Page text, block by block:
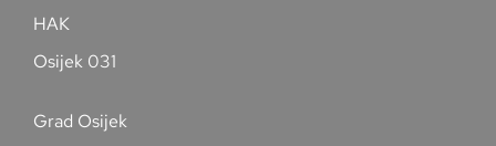
HAK
Osijek 031
Grad Osijek